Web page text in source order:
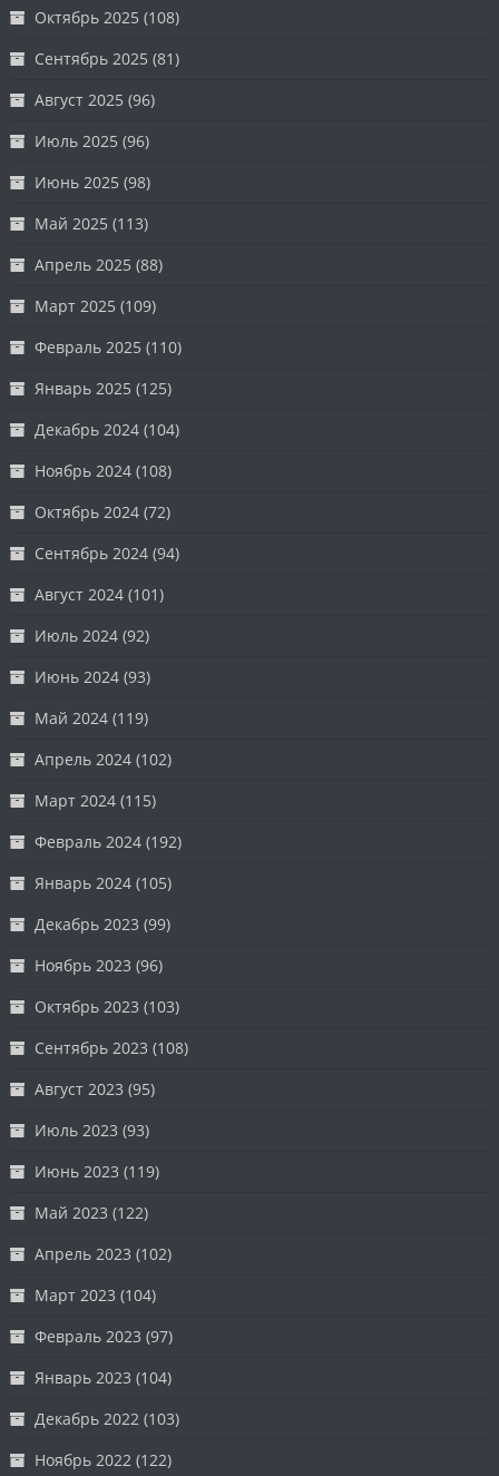
Октябрь 2025 (108)
Сентябрь 2025 (81)
Август 2025 (96)
Июль 2025 (96)
Июнь 2025 (98)
Май 2025 (113)
Апрель 2025 (88)
Март 2025 (109)
Февраль 2025 (110)
Январь 2025 (125)
Декабрь 2024 (104)
Ноябрь 2024 (108)
Октябрь 2024 (72)
Сентябрь 2024 (94)
Август 2024 (101)
Июль 2024 (92)
Июнь 2024 (93)
Май 2024 (119)
Апрель 2024 (102)
Март 2024 (115)
Февраль 2024 (192)
Январь 2024 (105)
Декабрь 2023 (99)
Ноябрь 2023 (96)
Октябрь 2023 (103)
Сентябрь 2023 (108)
Август 2023 (95)
Июль 2023 (93)
Июнь 2023 (119)
Май 2023 (122)
Апрель 2023 (102)
Март 2023 (104)
Февраль 2023 (97)
Январь 2023 (104)
Декабрь 2022 (103)
Ноябрь 2022 (122)